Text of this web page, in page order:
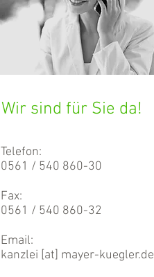
Wir sind für Sie da!
Telefon:
0561 / 540 860-30
Fax:
0561 / 540 860-32
Email:
kanzlei [at] mayer-kuegler.de